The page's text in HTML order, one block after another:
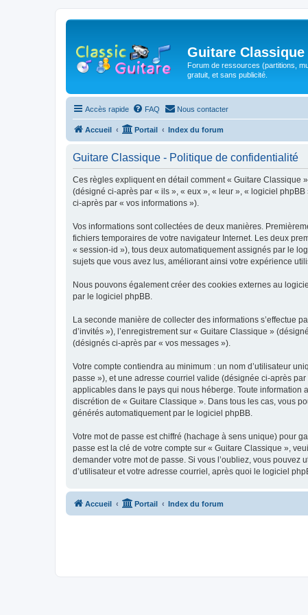
Guitare Classique
Forum de ressources (partitions,
gratuit, et sans publicité.
Accès rapide FAQ Nous contacter
Accueil Portail Index du forum
Guitare Classique - Politique de confidentialité
Ces règles expliquent en détail comment « Guitare Classique
(désigné ci-après par « ils », « eux », « leur », « logiciel
ci-après par « vos informations »).
Vos informations sont collectées de deux manières.
fichiers temporaires de votre navigateur Internet. Les deux
« session-id »), tous deux automatiquement assignés par le
sujets que vous avez lus, améliorant ainsi votre expérience
Nous pouvons également créer des cookies externes au
par le logiciel phpBB.
La seconde manière de collecter des informations s’effectue
d’invités »), l’enregistrement sur « Guitare Classique »
(désignés ci-après par « vos messages »).
Votre compte contiendra au minimum : un nom d’utilisateur
passe »), et une adresse courriel valide (désignée ci-après
applicables dans le pays qui nous héberge. Toute information
discrétion de « Guitare Classique ». Dans tous les cas, vous
générés automatiquement par le logiciel phpBB.
Votre mot de passe est chiffré (hachage à sens unique) pour
passe est la clé de votre compte sur « Guitare Classique »,
demander votre mot de passe. Si vous l’oubliez, vous
d’utilisateur et votre adresse courriel, après quoi le logiciel
Accueil Portail Index du forum